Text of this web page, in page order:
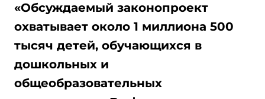
«Обсуждаемый законопроект
охватывает около 1 миллиона 500
тысяч детей, обучающихся в
дошкольных и
общеобразовательных